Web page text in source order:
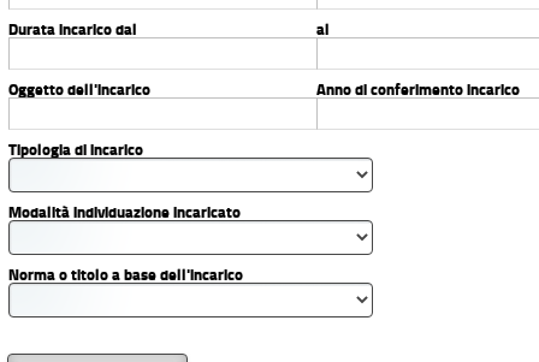
Durata incarico dal
Oggetto dell'incarico
Tipologia di incarico
Modalità individuazione incaricato
Norma o titolo a base dell'incarico
al
Anno di conferimento incarico